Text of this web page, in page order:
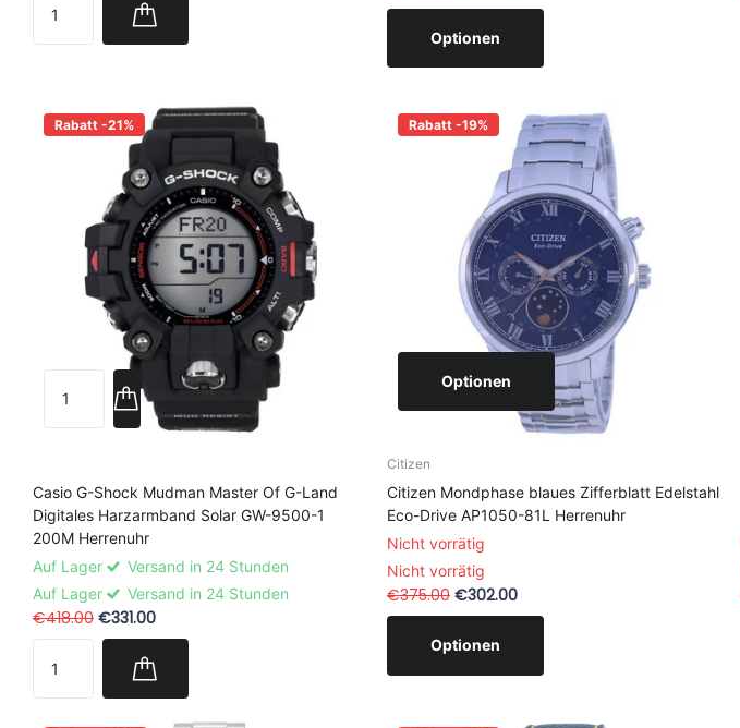
Optionen
Rabatt -21%
Casio G-Shock Mudman Master Of G-Land
Digitales Harzarmband Solar GW-9500-1
200M Herrenuhr
Auf Lager
Versand in 24 Stunden
Auf Lager
Versand in 24 Stunden
€418.00 €331.00
Rabatt -19%
Optionen
Citizen
Citizen Mondphase blaues Zifferblatt Edelstahl
Eco-Drive AP1050-81L Herrenuhr
Nicht vorrätig
Nicht vorrätig
€375.00 €302.00
Optionen